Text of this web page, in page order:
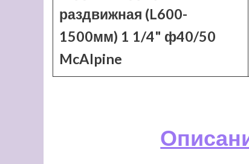
раздвижная (L600-
1500мм) 1 1/4" ф40/50
McAlpine